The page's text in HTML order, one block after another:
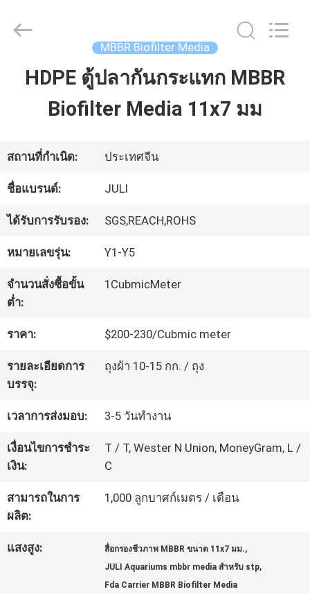
บ้าน
เกี่ยว
กับ
เรา
ทัวร์
โรงงาน
การ
ควบคุม
คุณภาพ
ติดต่อ
เรา
Plastic
CO.,LTD.
Reserved.
Developed
MBBR Biofilter Media
HDPE ตู้ปลากันกระแทก MBBR
Biofilter Media 11x7 มม
สถานที่กำเนิด: ประเทศจีน
ชื่อแบรนด์: JULI
ได้รับการรับรอง: SGS,REACH,ROHS
หมายเลขรุ่น: Y1-Y5
จำนวนสั่งซื้อขั้น
ต่ำ:
1CubmicMeter
ราคา: $200-230/Cubmic meter
รายละเอียดการ
บรรจุ:
ถุงผ้า 10-15 กก. / ถุง
เวลาการส่งมอบ: 3-5 วันทำงาน
เงื่อนไขการชำระ
เงิน:
T / T, Wester N Union, MoneyGram, L /
C
สามารถในการ
ผลิต:
1,000 ลูกบาศก์เมตร / เดือน
แสงสูง: สื่อกรองชีวภาพ MBBR ขนาด 11x7 มม.,
JULI Aquariums mbbr media สำหรับ stp,
Fda Carrier MBBR Biofilter Media